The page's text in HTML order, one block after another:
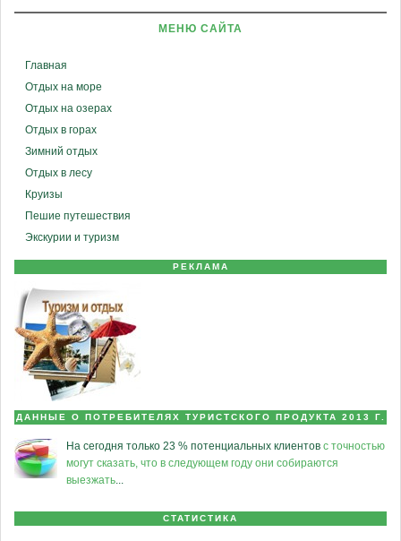
МЕНЮ САЙТА
Главная
Отдых на море
Отдых на озерах
Отдых в горах
Зимний отдых
Отдых в лесу
Круизы
Пешие путешествия
Экскурии и туризм
РЕКЛАМА
ДАННЫЕ О ПОТРЕБИТЕЛЯХ ТУРИСТСКОГО ПРОДУКТА 2013 Г.
На сегодня только 23 % потенциальных клиентов с точностью
могут сказать, что в следующем году они собираются
выезжать...
СТАТИСТИКА